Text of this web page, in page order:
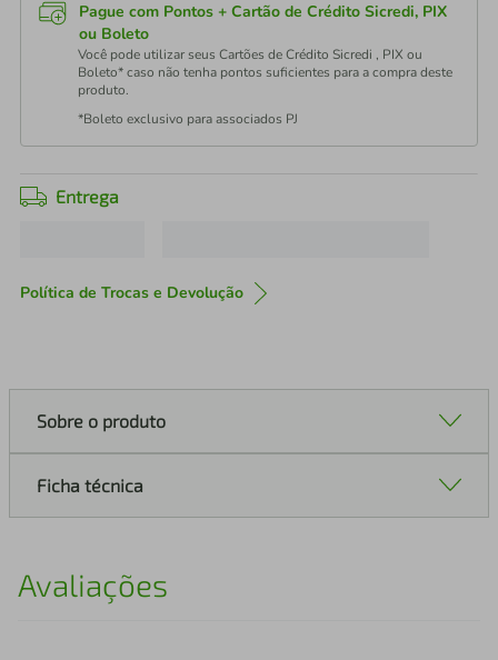
Pague com Pontos + Cartão de Crédito Sicredi, PIX
ou Boleto
Você pode utilizar seus Cartões de Crédito Sicredi , PIX ou
Boleto* caso não tenha pontos suficientes para a compra deste
produto.
*Boleto exclusivo para associados PJ
Entrega
Política de Trocas e Devolução
Sobre o produto
Ficha técnica
Avaliações